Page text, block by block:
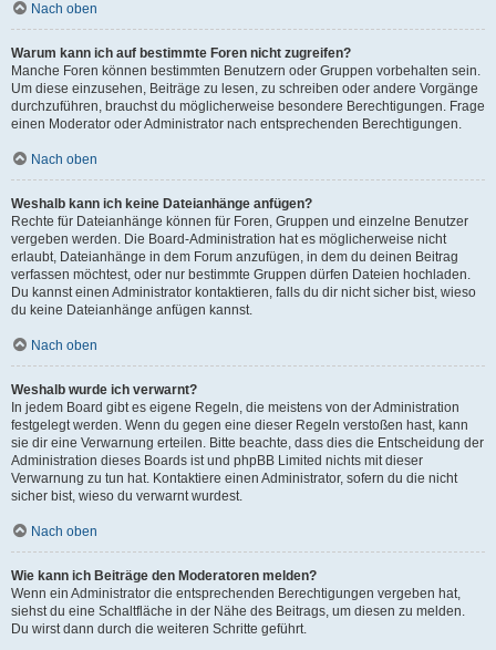
Nach oben
Warum kann ich auf bestimmte Foren nicht zugreifen?
Manche Foren können bestimmten Benutzern oder Gruppen vorbehalten sein.
Um diese einzusehen, Beiträge zu lesen, zu schreiben oder andere Vorgänge
durchzuführen, brauchst du möglicherweise besondere Berechtigungen. Frage
einen Moderator oder Administrator nach entsprechenden Berechtigungen.
Nach oben
Weshalb kann ich keine Dateianhänge anfügen?
Rechte für Dateianhänge können für Foren, Gruppen und einzelne Benutzer
vergeben werden. Die Board-Administration hat es möglicherweise nicht
erlaubt, Dateianhänge in dem Forum anzufügen, in dem du deinen Beitrag
verfassen möchtest, oder nur bestimmte Gruppen dürfen Dateien hochladen.
Du kannst einen Administrator kontaktieren, falls du dir nicht sicher bist, wieso
du keine Dateianhänge anfügen kannst.
Nach oben
Weshalb wurde ich verwarnt?
In jedem Board gibt es eigene Regeln, die meistens von der Administration
festgelegt werden. Wenn du gegen eine dieser Regeln verstoßen hast, kann
sie dir eine Verwarnung erteilen. Bitte beachte, dass dies die Entscheidung der
Administration dieses Boards ist und phpBB Limited nichts mit dieser
Verwarnung zu tun hat. Kontaktiere einen Administrator, sofern du die nicht
sicher bist, wieso du verwarnt wurdest.
Nach oben
Wie kann ich Beiträge den Moderatoren melden?
Wenn ein Administrator die entsprechenden Berechtigungen vergeben hat,
siehst du eine Schaltfläche in der Nähe des Beitrags, um diesen zu melden.
Du wirst dann durch die weiteren Schritte geführt.